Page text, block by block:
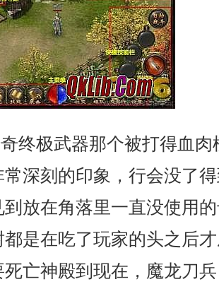
终极武器那个被打得血
常深刻的印象，行会没了
到放在角落里一直没使用
是在吃了玩家的头之后
亡神殿到现在，魔龙刀